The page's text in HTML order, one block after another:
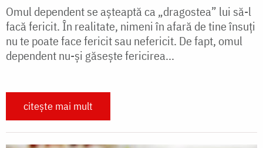
Omul dependent se așteaptă ca „dragostea” lui să-l
facă fericit. În realitate, nimeni în afară de tine însuți
nu te poate face fericit sau nefericit. De fapt, omul
dependent nu-și găsește fericirea...
citește mai mult